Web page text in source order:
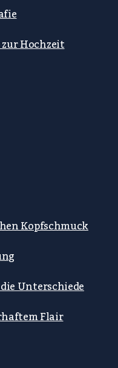
Hochzeit
Kopfschmuck
Unterschiede
Flair